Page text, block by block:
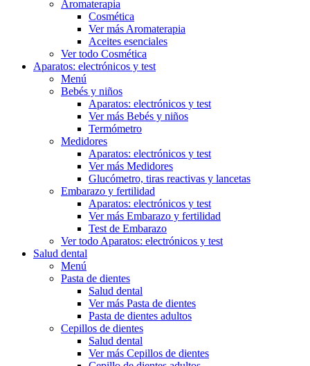
Aromaterapia
Cosmética
Ver más Aromaterapia
Aceites esenciales
Ver todo Cosmética
Aparatos: electrónicos y test
Menú
Bebés y niños
Aparatos: electrónicos y test
Ver más Bebés y niños
Termómetro
Medidores
Aparatos: electrónicos y test
Ver más Medidores
Glucómetro, tiras reactivas y lancetas
Embarazo y fertilidad
Aparatos: electrónicos y test
Ver más Embarazo y fertilidad
Test de Embarazo
Ver todo Aparatos: electrónicos y test
Salud dental
Menú
Pasta de dientes
Salud dental
Ver más Pasta de dientes
Pasta de dientes adultos
Cepillos de dientes
Salud dental
Ver más Cepillos de dientes